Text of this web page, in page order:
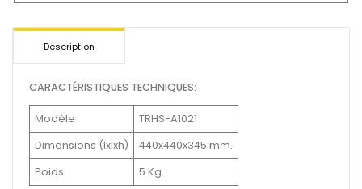
Description
CARACTÉRISTIQUES TECHNIQUES:
Modèle
TRHS-A1021
Dimensions (Ixlxh)
440x440x345 mm.
Poids
5 Kg.